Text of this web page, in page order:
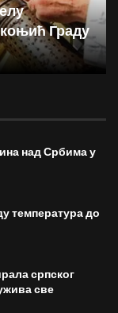
Граду
над Србима у
температура до
српског
све